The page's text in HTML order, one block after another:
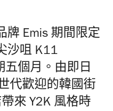
牌 Emis 期間限定
沙咀 K11
五個月。由即日
代歡迎的韓國街
來 Y2K 風格時